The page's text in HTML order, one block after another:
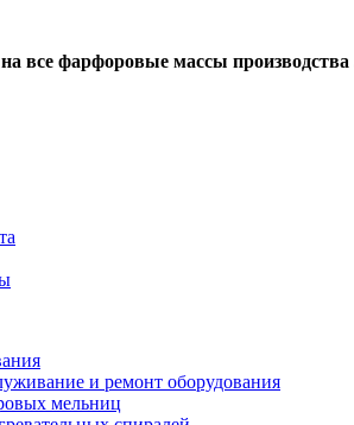
все фарфоровые массы
и ремонт оборудования
мельниц